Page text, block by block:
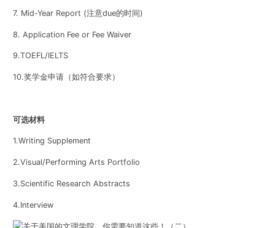
7. Mid-Year Report (注意due的时间)
8. Application Fee or Fee Waiver
9.TOEFL/IELTS
10.奖学金申请（如符合要求）
可选材料
1.Writing Supplement
2.Visual/Performing Arts Portfolio
3.Scientific Research Abstracts
4.Interview